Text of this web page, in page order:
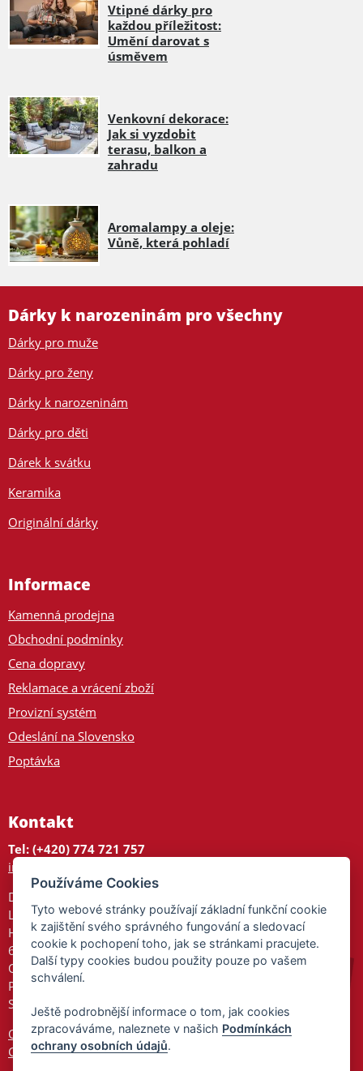
Vtipné dárky pro
každou příležitost:
Umění darovat s
úsměvem
Venkovní dekorace:
Jak si vyzdobit
terasu, balkon a
zahradu
Aromalampy a oleje:
Vůně, která pohladí
Dárky k narozeninám pro všechny
Dárky pro muže
Dárky pro ženy
Dárky k narozeninám
Dárky pro děti
Dárek k svátku
Keramika
Originální dárky
Informace
Kamenná prodejna
Obchodní podmínky
Cena dopravy
Reklamace a vrácení zboží
Provizní systém
Odeslání na Slovensko
Poptávka
Kontakt
Tel: (+420) 774 721 757
info@tajnedarky.cz
Dárkové centrum
Legionářů 2
Hodonín
695 01
Otevřeno:
Po-Pá 9-17
So 9-11:30
Ochrana osobních údajů
Cookies
Používáme Cookies
Tyto webové stránky používají základní funkční cookie
k zajištění svého správného fungování a sledovací
cookie k pochopení toho, jak se stránkami pracujete.
Další typy cookies budou použity pouze po vašem
schválení.
Ještě podrobnější informace o tom, jak cookies
zpracováváme, naleznete v našich Podmínkách
ochrany osobních údajů.